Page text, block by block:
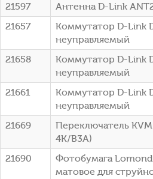
21597
Антенна D-Link
21657
Коммутатор D-Link
неуправляемый
21658
Коммутатор D-Link
неуправляемый
21661
Коммутатор D-Link
неуправляемый
21669
Переключатель
4K/B3A)
21690
Фотобумага
матовое для